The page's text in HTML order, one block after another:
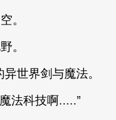
。
。
世界剑与魔法。
科技啊.....”